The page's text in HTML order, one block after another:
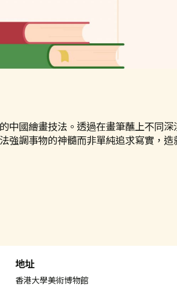
中國繪畫技法。透過在畫筆蘸上不同深
強調事物的神髓而非單純追求寫實，造
地址
香港大學美術博物館